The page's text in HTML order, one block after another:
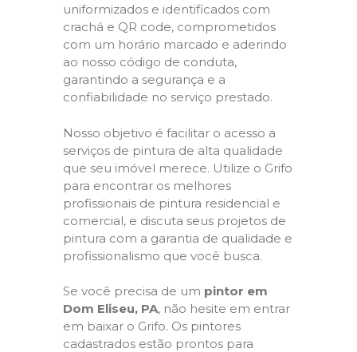
uniformizados e identificados com
crachá e QR code, comprometidos
com um horário marcado e aderindo
ao nosso código de conduta,
garantindo a segurança e a
confiabilidade no serviço prestado.
Nosso objetivo é facilitar o acesso a
serviços de pintura de alta qualidade
que seu imóvel merece. Utilize o Grifo
para encontrar os melhores
profissionais de pintura residencial e
comercial, e discuta seus projetos de
pintura com a garantia de qualidade e
profissionalismo que você busca.
Se você precisa de um pintor em
Dom Eliseu, PA, não hesite em entrar
em baixar o Grifo. Os pintores
cadastrados estão prontos para